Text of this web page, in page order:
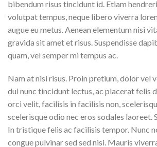
bibendum risus tincidunt id. Etiam
volutpat tempus, neque libero viverra
augue eu metus. Aenean elementum nisi
gravida sit amet et risus. Suspendisse
quam, vel semper mi tempus ac.
Nam at nisi risus. Proin pretium, dolor vel
dui nunc tincidunt lectus, ac placerat felis
orci velit, facilisis in facilisis non,
scelerisque odio nec eros sodales laoreet.
In tristique felis ac facilisis tempor. Nunc
congue pulvinar sed sed nisi. Mauris